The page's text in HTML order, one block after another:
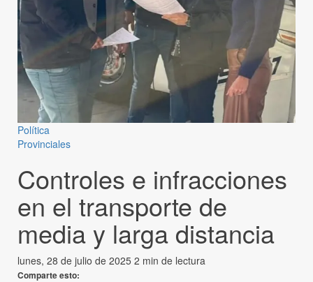
Política
Provinciales
Controles e infracciones
en el transporte de
media y larga distancia
lunes, 28 de julio de 2025 2 min de lectura
Comparte esto: